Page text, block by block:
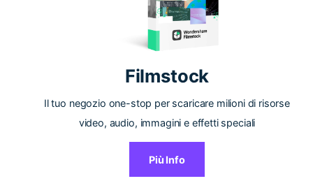
Filmstock
Il tuo negozio one-stop per scaricare milioni di risorse
video, audio, immagini e effetti speciali
Più Info